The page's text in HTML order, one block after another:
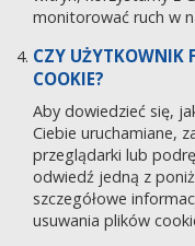
monitorować ruch w
CZY UŻYTKOWNIK
COOKIE?
Aby dowiedzieć się,
Ciebie uruchamiane,
przeglądarki lub
odwiedź jedną z
szczegółowe
usuwania plików